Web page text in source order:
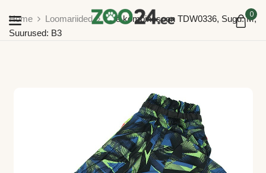
0
Home Loomariided
Soe kombinesoon TDW0336, Sugu: M,
Suurused: B3